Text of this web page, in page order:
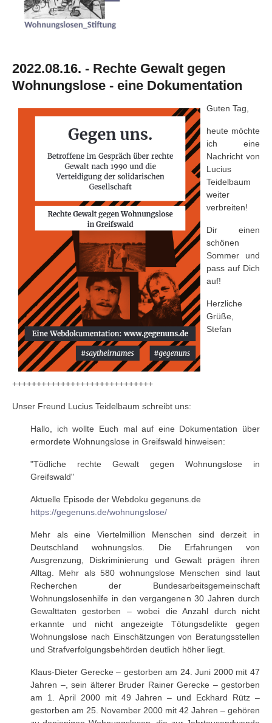
2022.08.16. - Rechte Gewalt gegen
Wohnungslose - eine Dokumentation
Guten Tag,
heute möchte
ich eine
Nachricht von
Lucius
Teidelbaum
weiter
verbreiten!
Dir einen
schönen
Sommer und
pass auf Dich
auf!
Herzliche
Grüße,
Stefan
+++++++++++++++++++++++++++++
Unser Freund Lucius Teidelbaum schreibt uns:
Hallo, ich wollte Euch mal auf eine Dokumentation über
ermordete Wohnungslose in Greifswald hinweisen:
"Tödliche rechte Gewalt gegen Wohnungslose in
Greifswald"
Aktuelle Episode der Webdoku gegenuns.de
https://gegenuns.de/wohnungslose/
Mehr als eine Viertelmillion Menschen sind derzeit in
Deutschland wohnungslos. Die Erfahrungen von
Ausgrenzung, Diskriminierung und Gewalt prägen ihren
Alltag. Mehr als 580 wohnungslose Menschen sind laut
Recherchen der Bundesarbeitsgemeinschaft
Wohnungslosenhilfe in den vergangenen 30 Jahren durch
Gewalttaten gestorben – wobei die Anzahl durch nicht
erkannte und nicht angezeigte Tötungsdelikte gegen
Wohnungslose nach Einschätzungen von Beratungsstellen
und Strafverfolgungsbehörden deutlich höher liegt.
Klaus-Dieter Gerecke – gestorben am 24. Juni 2000 mit 47
Jahren –, sein älterer Bruder Rainer Gerecke – gestorben
am 1. April 2000 mit 49 Jahren – und Eckhard Rütz –
gestorben am 25. November 2000 mit 42 Jahren – gehören